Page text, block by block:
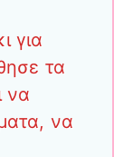
για
τα
να
να